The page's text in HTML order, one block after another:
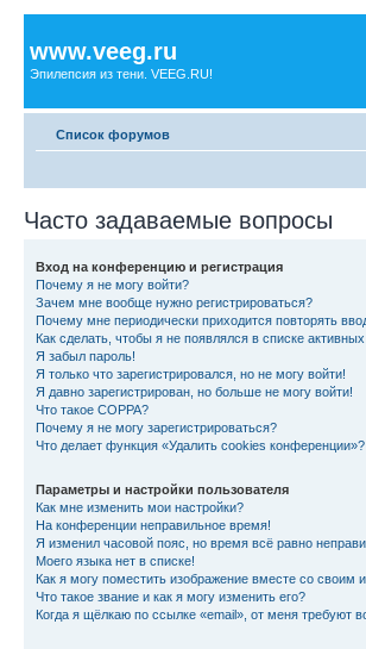
www.veeg.ru
Эпилепсия из тени. VEEG.RU!
Список форумов
Часто задаваемые вопросы
Вход на конференцию и регистрация
Почему я не могу войти?
Зачем мне вообще нужно регистрироваться?
Почему мне периодически приходится повторять
Как сделать, чтобы я не появлялся в списке
Я забыл пароль!
Я только что зарегистрировался, но не могу войти!
Я давно зарегистрирован, но больше не могу войти!
Что такое COPPA?
Почему я не могу зарегистрироваться?
Что делает функция «Удалить cookies конференции»?
Параметры и настройки пользователя
Как мне изменить мои настройки?
На конференции неправильное время!
Я изменил часовой пояс, но время всё равно
Моего языка нет в списке!
Как я могу поместить изображение вместе со своим
Что такое звание и как я могу изменить его?
Когда я щёлкаю по ссылке «email», от меня требуют